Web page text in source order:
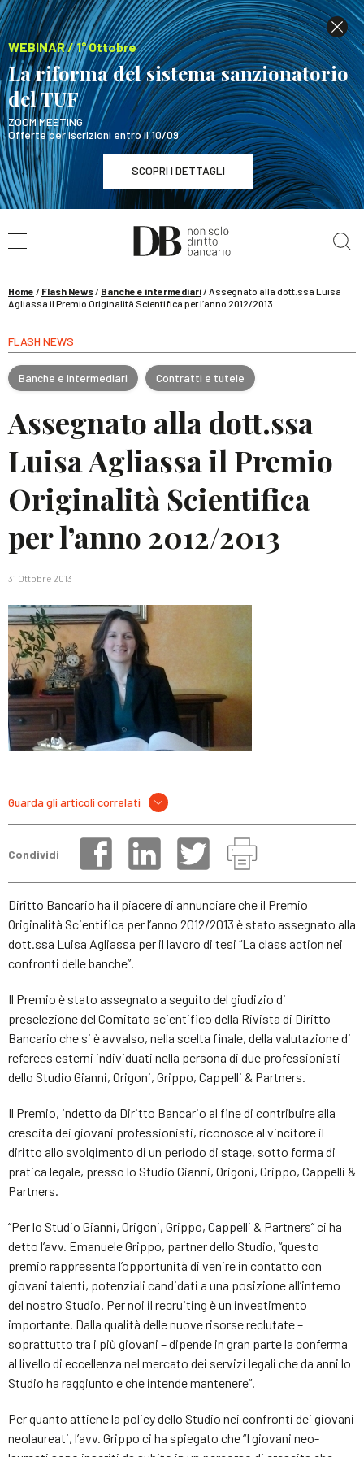
WEBINAR / 1° Ottobre
La riforma del sistema sanzionatorio
del TUF
ZOOM MEETING
Offerte per iscrizioni entro il 10/09
SCOPRI I DETTAGLI
WEBINAR / 1° Ottobre
La riforma del sistema sanzionatorio del TUF
Home / Flash News/ Banche e intermediari/Assegnato alla dott.ssa Luisa
Agliassa il Premio Originalità Scientifica per l’anno 2012/2013
FLASH NEWS
Banche e intermediari Contratti e tutele
Assegnato alla dott.ssa
Luisa Agliassa il Premio
Originalità Scientifica
per l’anno 2012/2013
31 Ottobre 2013
Guarda gli articoli correlati
Condividi
Diritto Bancario ha il piacere di annunciare che il Premio
Originalità Scientifica per l’anno 2012/2013 è stato assegnato alla
dott.ssa Luisa Agliassa per il lavoro di tesi “La class action nei
confronti delle banche”.
Il Premio è stato assegnato a seguito del giudizio di
preselezione del Comitato scientifico della Rivista di Diritto
Bancario che si è avvalso, nella scelta finale, della valutazione di
referees esterni individuati nella persona di due professionisti
dello Studio Gianni, Origoni, Grippo, Cappelli & Partners.
Il Premio, indetto da Diritto Bancario al fine di contribuire alla
crescita dei giovani professionisti, riconosce al vincitore il
diritto allo svolgimento di un periodo di stage, sotto forma di
pratica legale, presso lo Studio Gianni, Origoni, Grippo, Cappelli &
Partners.
“Per lo Studio Gianni, Origoni, Grippo, Cappelli & Partners” ci ha
detto l’avv. Emanuele Grippo, partner dello Studio, “questo
premio rappresenta l’opportunità di venire in contatto con
giovani talenti, potenziali candidati a una posizione all’interno
del nostro Studio. Per noi il recruiting è un investimento
importante. Dalla qualità delle nuove risorse reclutate –
soprattutto tra i più giovani – dipende in gran parte la conferma
al livello di eccellenza nel mercato dei servizi legali che da anni lo
Studio ha raggiunto e che intende mantenere”.
Per quanto attiene la policy dello Studio nei confronti dei giovani
neolaureati, l’avv. Grippo ci ha spiegato che “I giovani neo-